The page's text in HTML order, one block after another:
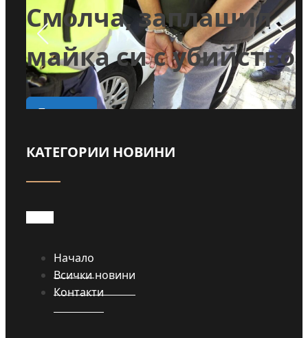
Смолча, заплашил
майка си с убийство
Прочети
КАТЕГОРИИ НОВИНИ
Начало
Всички новини
Контакти